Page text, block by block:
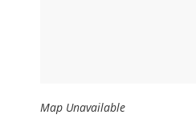
Map Unavailable